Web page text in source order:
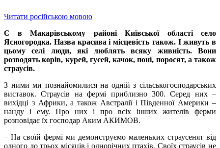
Читати російською мовою
Є в Макарівському районі Київської області село
Ясногородка. Назва красива і місцевість також. І живуть в
цьому селі люди, які люблять всяку живність. Вони
розводять корів, курей, гусей, качок, поні, поросят, а також
страусів.
З ними ми познайомилися на одній з сільськогосподарських
виставок. Страусів на фермі приблизно 300. Серед них –
вихідці з Африки, а також Австралії і Південної Америки –
нанду і ему. Про них і про всіх інших жителів ферми
розповідає їх господар Аким АКИМОВ.
– На своїй фермі ми демонструємо маленьких страусенят від
одного до трьох місяців і однорічних птахів. Своїх страусів не